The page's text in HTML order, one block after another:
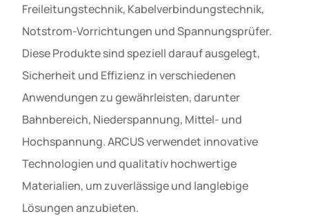
Freileitungstechnik, Kabelverbindungstechnik,
Notstrom-Vorrichtungen und Spannungsprüfer.
Diese Produkte sind speziell darauf ausgelegt,
Sicherheit und Effizienz in verschiedenen
Anwendungen zu gewährleisten, darunter
Bahnbereich, Niederspannung, Mittel- und
Hochspannung. ARCUS verwendet innovative
Technologien und qualitativ hochwertige
Materialien, um zuverlässige und langlebige
Lösungen anzubieten.